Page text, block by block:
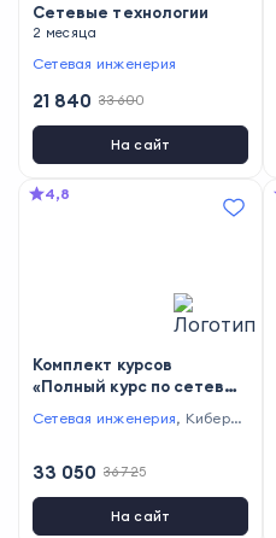
Сетевые технологии
2 месяца
Сетевая инженерия
21 840 33 600
На сайт
4,8
Комплект курсов
«Полный курс по сетевым
курс по сетевой
Сетевая инженерия, Кибербе
33 050 36 725
На сайт